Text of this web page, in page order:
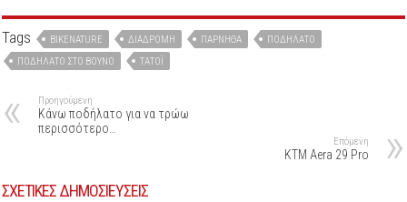
Tags BIKENATURE ΔΙΑΔΡΟΜΉ ΠΆΡΝΗΘΑ
ΠΟΔΉΛΑΤΟ
ΠΟΔΉΛΑΤΟ ΣΤΟ ΒΟΥΝΌ
ΤΑΤΌΙ
Προηγούμενη
Κάνω ποδήλατο για να τρώω
περισσότερο…
Επόμενη
KTM Aera 29 Pro
ΣΧΕΤΙΚΕΣ ΔΗΜΟΣΙΕΥΣΕΙΣ